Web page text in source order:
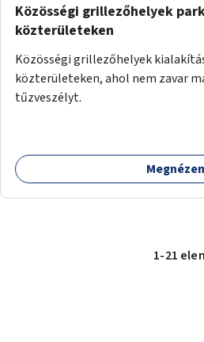
Közösségi grillezőhelyek
közterületeken
Közösségi grillezőhelyek
közterületeken, ahol nem zavar
tűzveszélyt.
1-21